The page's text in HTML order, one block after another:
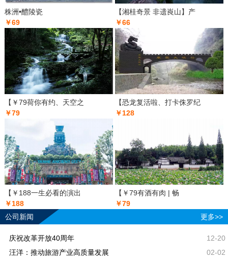
株洲•醴陵瓷
￥69
【湘桂奇景 非遗崀山】产
￥66
【￥79荷你有约、天空之
￥79
【恐龙复活啦、打卡侏罗纪
￥128
【￥188一生必看的演出
￥188
【￥79有酒有肉 | 畅
￥79
公司新闻
更多>>
庆祝改革开放40周年
12-20
汪洋：推动旅游产业高质量发展
02-02